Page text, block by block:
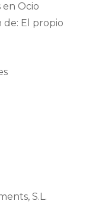
en Ocio
de: El propio
S.L.